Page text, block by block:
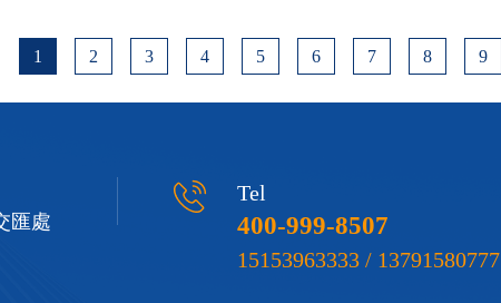
1 2 3 4 5 6 7 8 9
匯處
Tel
400-999-8507
15153963333 / 13791580777